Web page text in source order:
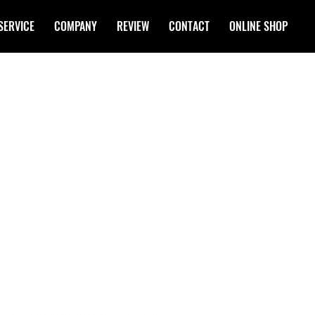
COMPANY REVIEW CONTACT ONLINE SHOP